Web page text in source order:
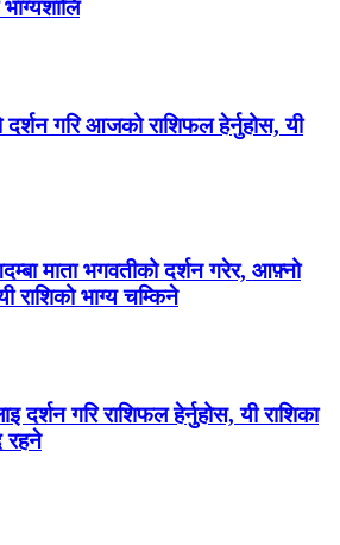
गरि आजको राशिफल हेर्नुहोस, यी
माता भगवतीको दर्शन गरेर, आफ़्नो
राशिको भाग्य चम्किने
दर्शन गरि राशिफल हेर्नुहोस, यी राशिका
रहने